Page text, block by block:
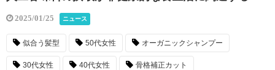
2025/01/25 ニュース
似合う髪型 50代女性 オーガニックシャンプー
30代女性 40代女性 骨格補正カット